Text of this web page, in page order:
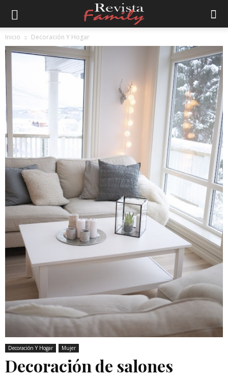
Inicio Decoración Y Hogar
Decoración Y Hogar Mujer
Decoración de salones